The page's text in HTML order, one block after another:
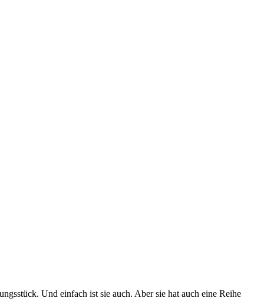
Und einfach ist sie auch. Aber sie hat auch eine Reihe